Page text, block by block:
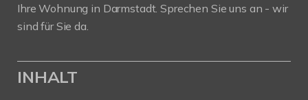
Ihre Wohnung in Darmstadt. Sprechen Sie uns an - wir
sind für Sie da.
INHALT